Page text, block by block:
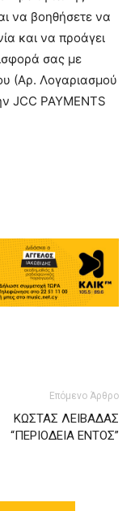
να βοηθήσετε να
και να προάγει
σας με
(Αρ. Λογαριασμού
JCC PAYMENTS
Επόμενο Άρθρο
ΚΩΣΤΑΣ ΛΕΙΒΑΔΑΣ
“ΠΕΡΙΟΔΕΙΑ ΕΝΤΟΣ”